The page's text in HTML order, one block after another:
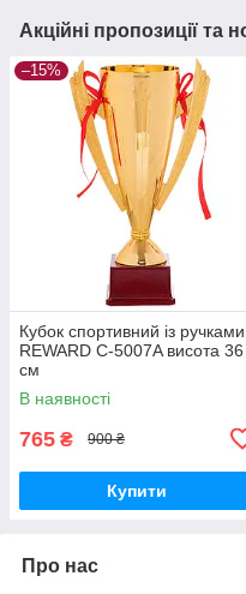
Акційні пропозиції та
–15%
Кубок спортивний із ручками
REWARD C-5007A висота 36
см
В наявності
765 ₴ 900 ₴
Купити
Про нас